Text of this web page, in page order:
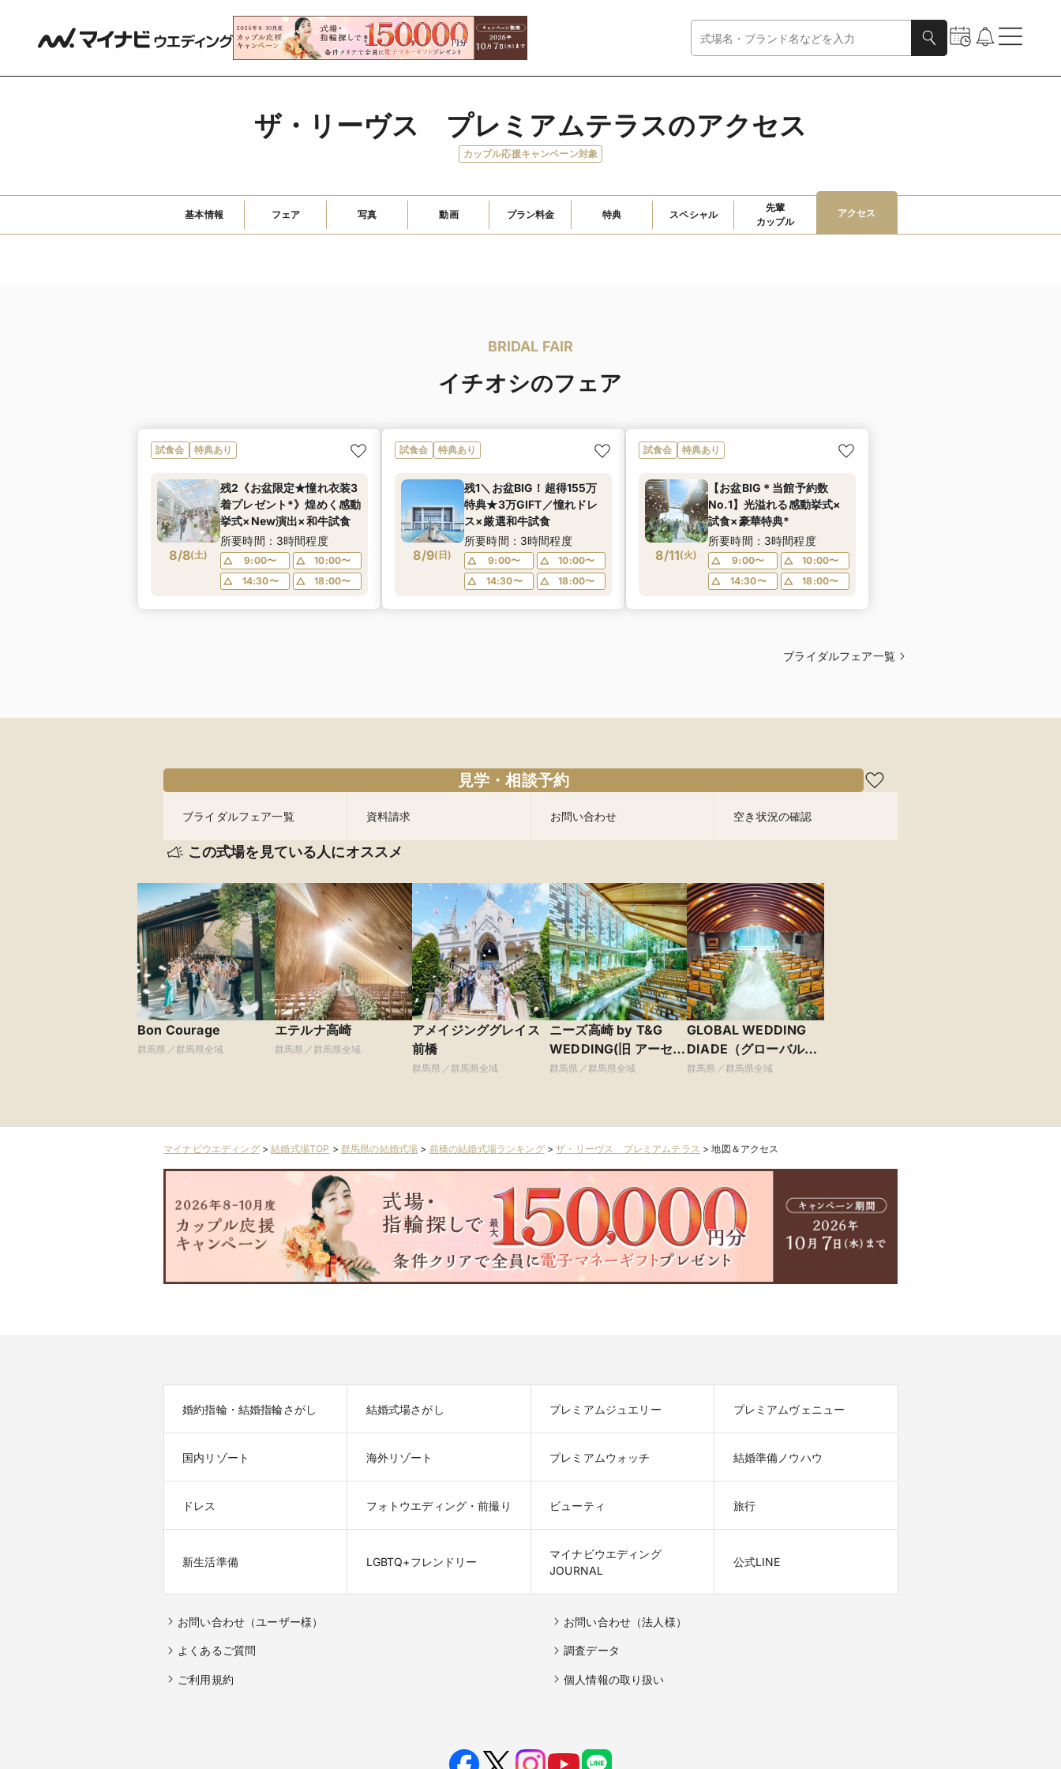
ザ・リーヴス　プレミアムテラスのアクセス
カップル応援キャンペーン対象
基本情報 フェア 写真 動画 プラン料金 特典 スペシャル
先輩
カップル
アクセス
BRIDAL FAIR
イチオシのフェア
試食会 特典あり
8/8(土)
残2《お盆限定★憧れ衣装3
着プレゼント*》煌めく感動
挙式×New演出×和牛試食
所要時間：3時間程度
9:00〜
10:00〜
14:30〜
18:00〜
試食会 特典あり
8/9( 日)
残1＼お盆BIG！超得155万
特典★3万GIFT／憧れドレ
ス×厳選和牛試食
所要時間：3時間程度
9:00〜
10:00〜
14:30〜
18:00〜
試食会 特典あり
8/11(火)
【お盆BIG＊当館予約数
No.1】光溢れる感動挙式×
試食×豪華特典*
所要時間：3時間程度
9:00〜
10:00〜
14:30〜
18:00〜
ブライダルフェア一覧
見学・相談予約
ブライダルフェア一覧 資料請求 お問い合わせ 空き状況の確認
この式場を見ている人にオススメ
Bon Courage
群馬県／群馬県全域
エテルナ高崎
群馬県／群馬県全域
アメイジンググレイス
前橋
群馬県／群馬県全域
ニーズ高崎 by T&G
WEDDING(旧 アーセン
ティア迎賓館 高崎)
群馬県／群馬県全域
GLOBAL WEDDING
DIADE（グローバル
ウエディング ディ
群馬県／群馬県全域
マイナビウエディング>結婚式場TOP > 群馬県の結婚式場 > 前橋の結婚式場ランキング>ザ・リーヴス プレミアムテラス >地図＆アクセス
婚約指輪・結婚指輪さがし 結婚式場さがし プレミアムジュエリー プレミアムヴェニュー
国内リゾート 海外リゾート プレミアムウォッチ 結婚準備ノウハウ
ドレス フォトウエディング・前撮り ビューティ 旅行
新生活準備 LGBTQ+フレンドリー
マイナビウエディング
JOURNAL
公式LINE
お問い合わせ（ユーザー様） お問い合わせ（法人様）
よくあるご質問 調査データ
ご利用規約 個人情報の取り扱い